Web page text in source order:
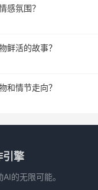
感氛围？
鲜活的故事？
和情节走向？
引擎
的无限可能。